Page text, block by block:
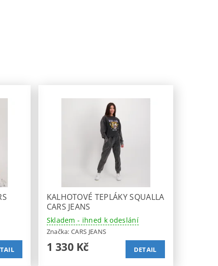
KALHOTOVÉ TEPLÁKY SQUALLA
CARS JEANS
Skladem - ihned k odeslání
Značka:CARS JEANS
1 330 Kč DETAIL